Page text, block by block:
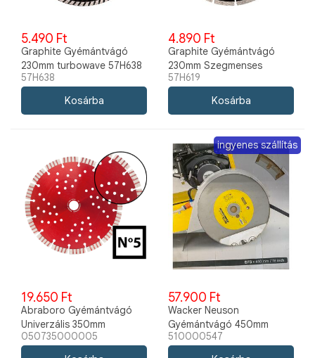
5.490 Ft
Graphite Gyémántvágó
230mm turbowave 57H638
57H638
4.890 Ft
Graphite Gyémántvágó
230mm Szegmenses
57H619
57H619
19.650 Ft
Abraboro Gyémántvágó
Univerzális 350mm
050735000005
ingyenes szállítás
57.900 Ft
Wacker Neuson
Gyémántvágó 450mm
Szegmenses Aszfalt
510000547